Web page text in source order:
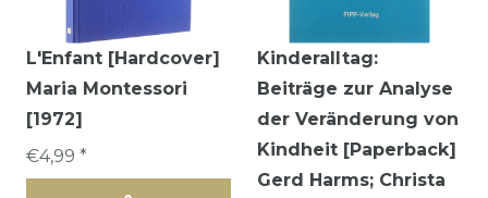
L'Enfant [Hardcover]
Maria Montessori
[1972]
€4,99 *
Kinderalltag:
Beiträge zur Analyse
der Veränderung von
Kindheit [Paperback]
Gerd Harms; Christa